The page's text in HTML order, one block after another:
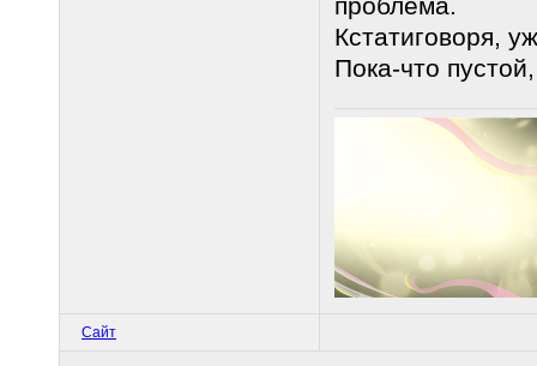
Кстатиговоря,
Пока-что
Сайт